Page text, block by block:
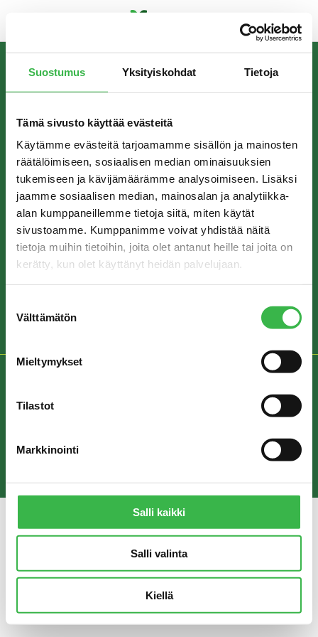
Suostumus Yksityiskohdat Tietoja
Tämä sivusto käyttää evästeitä
Käytämme evästeitä tarjoamamme sisällön ja mainosten
räätälöimiseen, sosiaalisen median ominaisuuksien
tukemiseen ja kävijämäärämme analysoimiseen. Lisäksi
jaamme sosiaalisen median, mainosalan ja analytiikka-
alan kumppaneillemme tietoja siitä, miten käytät
sivustoamme. Kumppanimme voivat yhdistää näitä
tietoja muihin tietoihin, joita olet antanut heille tai joita on
kerätty, kun olet käyttänyt heidän palvelujaan.
valinta
Välttämätön
Mieltymykset
Tilastot
Markkinointi
Salli kaikki
Salli valinta
Kiellä
Skip
promotes the production and consumption of organic
food in Finland.
CONTACT
Pro Luomu ry
Hämeentie 31 A
00500 Helsinki
info@proluomu.fi